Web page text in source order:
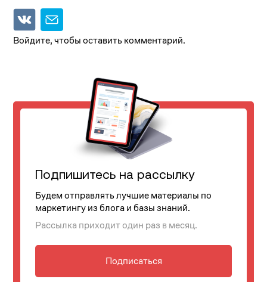
Войдите, чтобы оставить комментарий.
Подпишитесь на рассылку
Будем отправлять лучшие материалы по
маркетингу из блога и базы знаний.
Рассылка приходит один раз в месяц.
Подписаться